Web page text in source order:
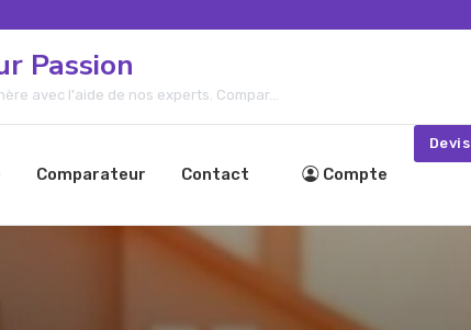
Passion
avec l'aide de nos experts. Compar...
Comparateur Contact Compte
Devis